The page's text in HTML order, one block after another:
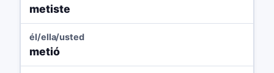
metiste
él/ella/usted
metió